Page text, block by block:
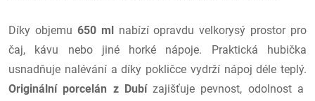
Díky objemu 650 mlnabízí opravdu velkorysý prostor pro
čaj, kávu nebo jiné horké nápoje. Praktická hubička
usnadňuje nalévání a díky pokličce vydrží nápoj déle teplý.
Originální porcelán z Dubízajišťuje pevnost, odolnost a